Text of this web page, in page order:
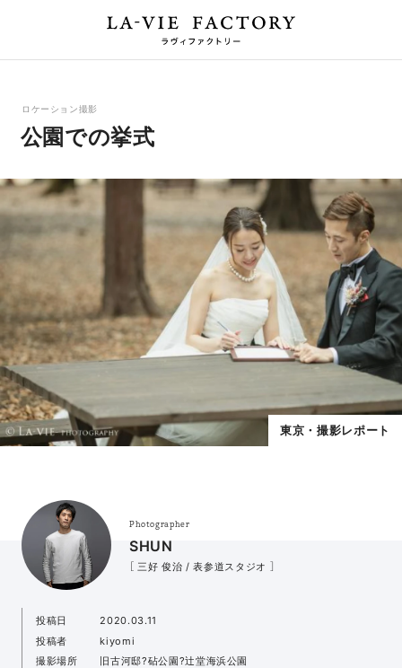
ロケーション撮影
公園での挙式
東京・撮影レポート
Photographer
SHUN
［ 三好 俊治 / 表参道スタジオ ］
投稿日
2020.03.11
投稿者
kiyomi
撮影場所
旧古河邸?砧公園?辻堂海浜公園